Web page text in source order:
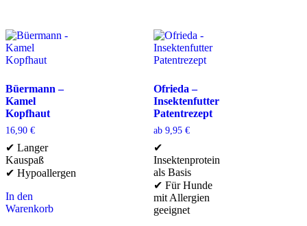
Büermann –
Kamel
Kopfhaut
16,90 €
✔ Langer
Kauspaß
✔ Hypoallergen
In den
Warenkorb
Ofrieda –
Insektenfutter
Patentrezept
ab 9,95 €
✔
Insektenprotein
als Basis
✔ Für Hunde
mit Allergien
geeignet